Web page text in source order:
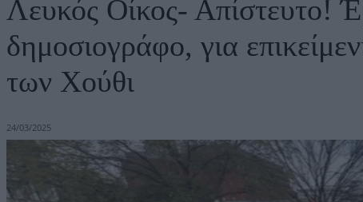
Λευκός Οίκος- Απίστευτο!
δημοσιογράφο, για
των Χούθι
24/03/2025